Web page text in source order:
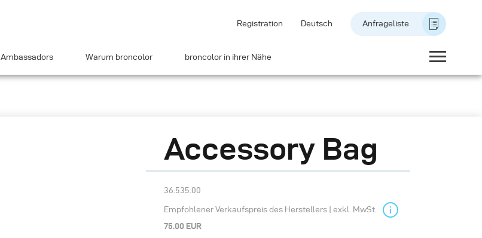
Registration Deutsch Anfrageliste
Ambassadors Warum broncolor broncolor in ihrer Nähe
Accessory Bag
36.535.00
Empfohlener Verkaufspreis des Herstellers | exkl. MwSt.
75.00 EUR